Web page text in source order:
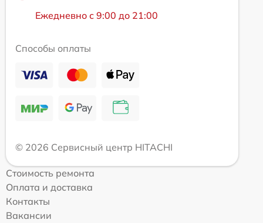
Ежедневно с 9:00 до 21:00
Способы оплаты
© 2026 Сервисный центр HITACHI
Стоимость ремонта
Оплата и доставка
Контакты
Вакансии